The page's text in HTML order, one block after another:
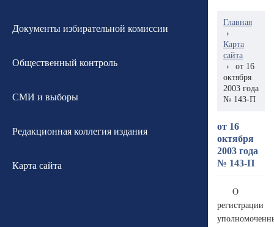
Документы избирательной комиссии
Общественный контроль
СМИ и выборы
Редакционная коллегия издания
Карта сайта
Главная
›
Карта
сайта
›
от 16
октября
2003 года
№ 143-П
от 16
октября
2003 года
№ 143-П
О
регистрации